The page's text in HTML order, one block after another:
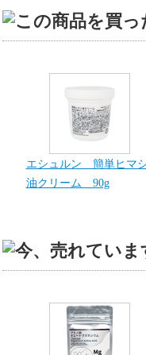
エシュルン 簡単ヒマ
油クリーム 90g